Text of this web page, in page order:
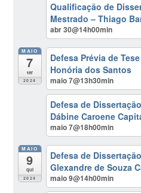
Qualificação de
Mestrado – Thiago
abr 30@14h00min
MAIO
7
ter
2024
Defesa Prévia de
Honória dos Santos
maio 7@13h30min
Defesa de
Dábine Caroene
maio 7@18h00min
MAIO
9
qui
2024
Defesa de
Glexandre de Souza
maio 9@14h00min